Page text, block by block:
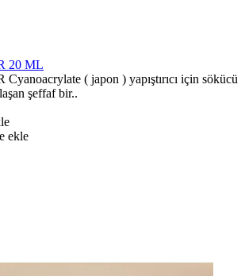
20 ML
( japon ) yapıştırıcı için sökücü
şeffaf bir..
ekle